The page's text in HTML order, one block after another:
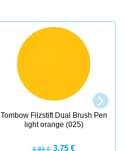
Tombow Filzstift Dual Brush Pen
light orange (025)
3,90 € 3,75 €